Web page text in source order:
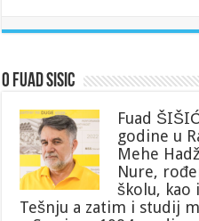
O Fuad Sisic
Fuad
godine u
Mehe
Nure,
školu, kao
Tešnju a zatim i studij